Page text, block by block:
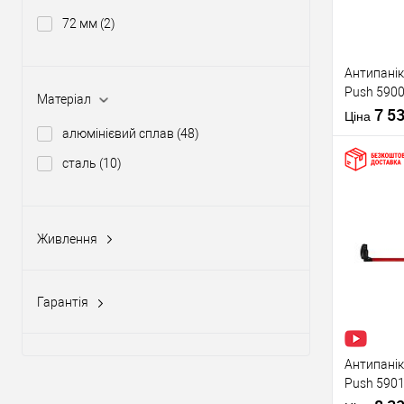
72 мм (2)
Матеріал
алюмінієвий сплав (48)
сталь (10)
Живлення
Гарантія
Тип товару
Матеріал
Країна
Push
штангою
Ціна 7
Виробник
Тип товару
Push